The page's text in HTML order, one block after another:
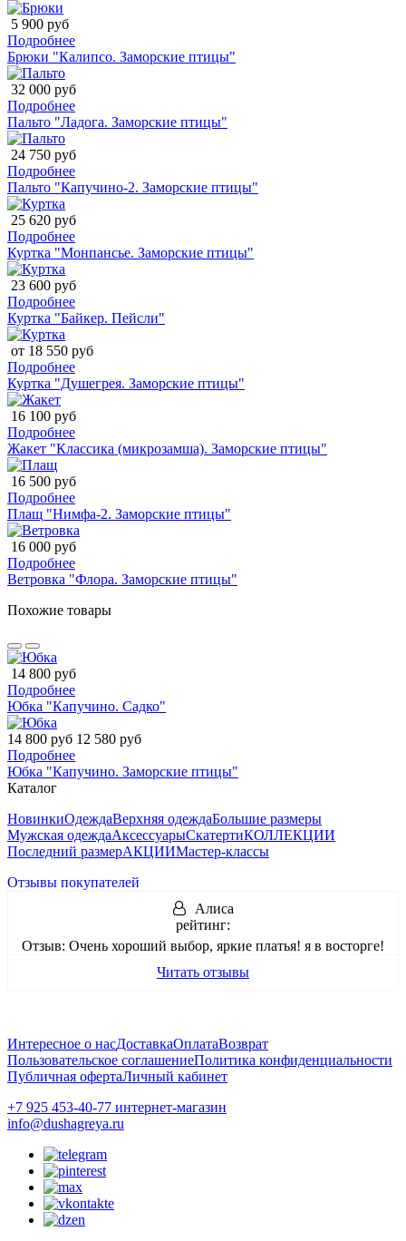
5 900 руб
Подробнее
Брюки "Калипсо. Заморские птицы"
32 000 руб
Подробнее
Пальто "Ладога. Заморские птицы"
24 750 руб
Подробнее
Пальто "Капучино-2. Заморские птицы"
25 620 руб
Подробнее
Куртка "Монпансье. Заморские птицы"
23 600 руб
Подробнее
Куртка "Байкер. Пейсли"
от 18 550 руб
Подробнее
Куртка "Душегрея. Заморские птицы"
16 100 руб
Подробнее
Жакет "Классика (микрозамша). Заморские птицы"
16 500 руб
Подробнее
Плащ "Нимфа-2. Заморские птицы"
16 000 руб
Подробнее
Ветровка "Флора. Заморские птицы"
Похожие товары
14 800 руб
Подробнее
Юбка "Капучино. Садко"
14 800 руб 12 580 руб
Подробнее
Юбка "Капучино. Заморские птицы"
Каталог
НовинкиОдеждаВерхняя одеждаБольшие размеры
Мужская одеждаАксессуарыСкатертиКОЛЛЕКЦИИ
Последний размерАКЦИИМастер-классы
Отзывы покупателей
Алиса
рейтинг:
Отзыв: Очень хороший выбор, яркие платья! я в восторге!
Читать отзывы
Интересное о насДоставкаОплатаВозврат
Пользовательское соглашениеПолитика конфиденциальности
Публичная офертаЛичный кабинет
+7 925 453-40-77 интернет-магазин
info@dushagreya.ru